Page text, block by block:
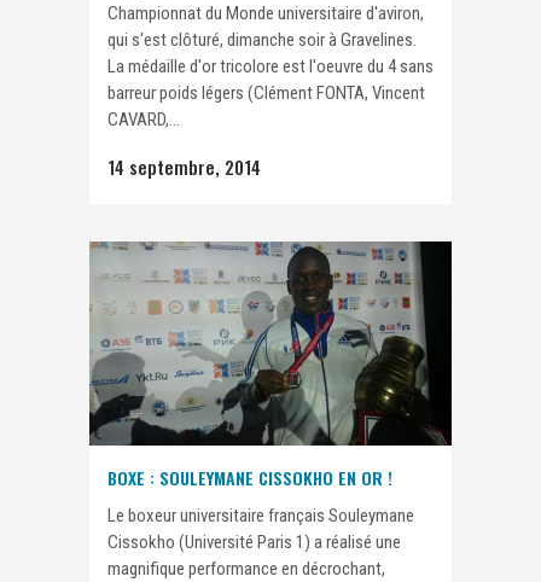
Championnat du Monde universitaire d'aviron,
qui s'est clôturé, dimanche soir à Gravelines.
La médaille d'or tricolore est l'oeuvre du 4 sans
barreur poids légers (Clément FONTA, Vincent
CAVARD,...
14 septembre, 2014
BOXE : SOULEYMANE CISSOKHO EN OR !
Le boxeur universitaire français Souleymane
Cissokho (Université Paris 1) a réalisé une
magnifique performance en décrochant,